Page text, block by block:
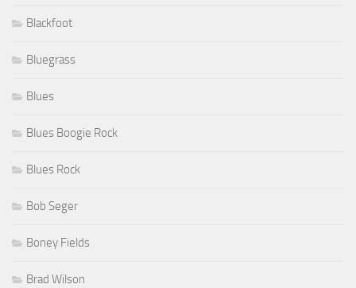
Blackfoot
Bluegrass
Blues
Blues Boogie Rock
Blues Rock
Bob Seger
Boney Fields
Brad Wilson